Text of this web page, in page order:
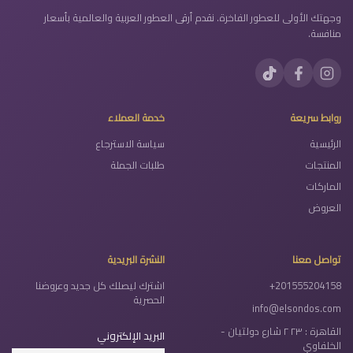
وجهتك الأولى للعطور الفاخرة. نقدم أرقى العطور العربية والعالمية بأسعار
منافسة.
روابط سريعة
الرئيسية
المنتجات
الماركات
العروض
خدمة العملاء
سياسة الاسترجاع
طلبات الجملة
تواصل معنا
+201555204158
info@elsondos.com
القاهرة : ٢٣ ٢ شارع دولتيان -
الخلفاوي
النشرة البريدية
اشترك ليصلك كل جديد وعروضنا
الحصرية
البريد الإلكتروني